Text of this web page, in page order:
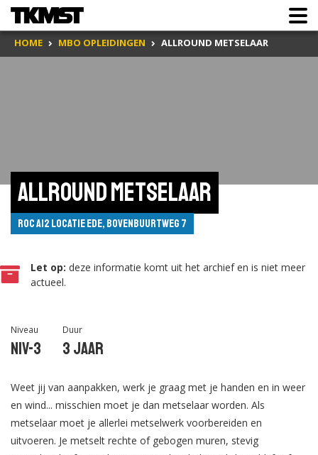
HOME MBO OPLEIDINGEN ALLROUND METSELAAR
Allround Metselaar
ROC A12 Locatie Ede, Bovenbuurtweg 7
Let op: deze informatie komt uit het archief en is niet meer
actueel.
Niveau
Niv-3
Duur
3 jaar
Weet jij van aanpakken, werk je graag met je handen en in weer
en wind... misschien moet je dan metselaar worden. Als
metselaar moet je allerlei metselwerk voorbereiden en
uitvoeren. Je metselt rechte of gebogen muren, stevig